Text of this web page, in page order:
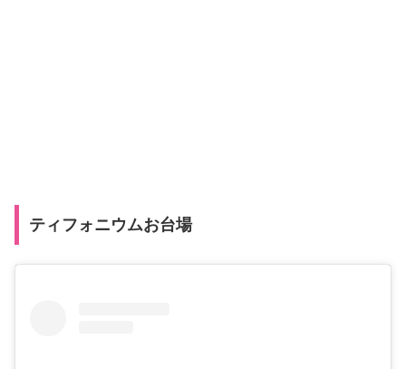
ティフォニウムお台場